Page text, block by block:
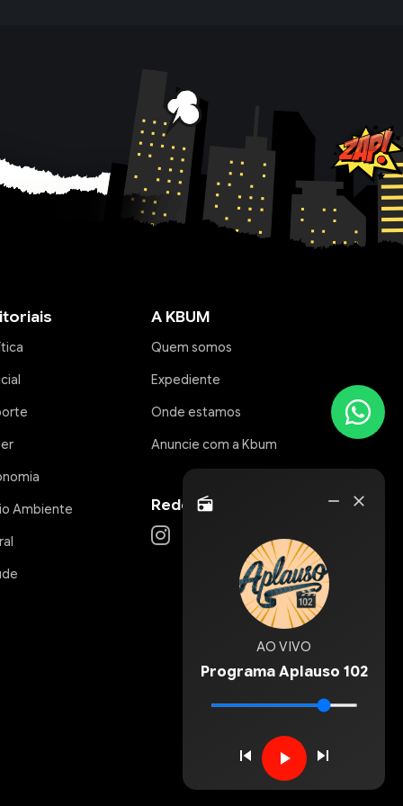
radio remove close
AO VIVO
Programa Aplauso 102
skip_previous play_arrow skip_next
Ambiente
A KBUM
Quem somos
Expediente
Onde estamos
Anuncie com a Kbum
Redes Sociais